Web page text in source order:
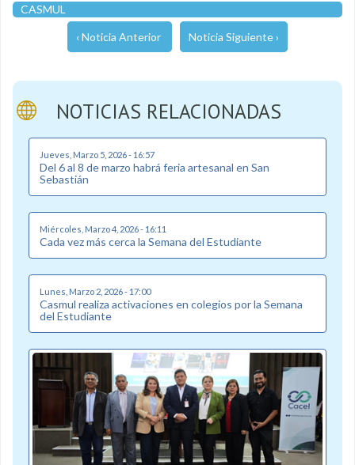
CASMUL
‹ Noticia Anterior Noticia Siguiente ›
NOTICIAS RELACIONADAS
Jueves, Marzo 5, 2026 - 16:57
Del 6 al 8 de marzo habrá feria artesanal en San
Sebastián
Miércoles, Marzo 4, 2026 - 16:11
Cada vez más cerca la Semana del Estudiante
Lunes, Marzo 2, 2026 - 17:00
Casmul realiza activaciones en colegios por la Semana
del Estudiante